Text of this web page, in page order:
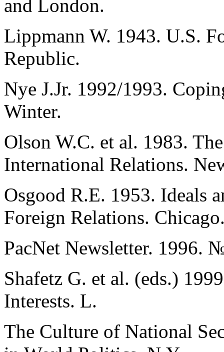
and London.
Lippmann W. 1943. U.S.
Republic.
Nye J.Jr. 1992/1993.
Winter.
Olson W.C. et al. 1983.
International Relations.
Osgood R.E. 1953. Ideals
Foreign Relations.
PacNet Newsletter. 1996.
Shafetz G. et al. (eds.)
Interests. L.
The Culture of National